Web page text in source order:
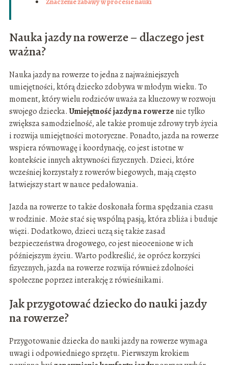
Nauka jazdy na rowerze – dlaczego jest
ważna?
Nauka jazdy na rowerze to jedna z najważniejszych
umiejętności, którą dziecko zdobywa w młodym wieku. To
moment, który wielu rodziców uważa za kluczowy w rozwoju
swojego dziecka. Umiejętność jazdy na rowerze nie tylko
zwiększa samodzielność, ale także promuje zdrowy tryb życia
i rozwija umiejętności motoryczne. Ponadto, jazda na rowerze
wspiera równowagę i koordynację, co jest istotne w
kontekście innych aktywności fizycznych. Dzieci, które
wcześniej korzystały z rowerów biegowych, mają często
łatwiejszy start w nauce pedałowania.
Jazda na rowerze to także doskonała forma spędzania czasu
w rodzinie. Może stać się wspólną pasją, która zbliża i buduje
więzi. Dodatkowo, dzieci uczą się także zasad
bezpieczeństwa drogowego, co jest nieocenione w ich
późniejszym życiu. Warto podkreślić, że oprócz korzyści
fizycznych, jazda na rowerze rozwija również zdolności
społeczne poprzez interakcję z rówieśnikami.
Jak przygotować dziecko do nauki jazdy
na rowerze?
Przygotowanie dziecka do nauki jazdy na rowerze wymaga
uwagi i odpowiedniego sprzętu. Pierwszym krokiem